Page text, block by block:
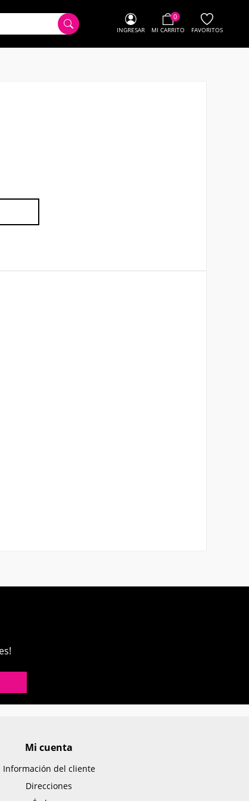
0
MI CARRITO FAVORITOS
INGRESAR
Mi cuenta
Información del cliente
Direcciones